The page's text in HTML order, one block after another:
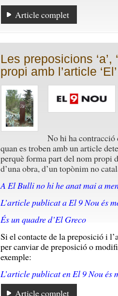
Article complet
Les preposicions ‘a’,
propi amb l’article ‘El’
No hi ha contracció
quan es troben amb un article
perquè forma part del nom propi
d’una obra, d’un topònim no
A El Bulli no hi he anat mai a
L’article publicat a El 9 Nou és
És un quadre d’El Greco
Si el contacte de la preposició i
per canviar de preposició o
exemple:
L’article publicat en El 9 Nou és
Article complet